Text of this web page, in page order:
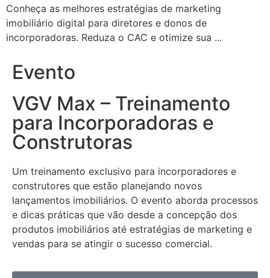
Conheça as melhores estratégias de marketing
imobiliário digital para diretores e donos de
incorporadoras. Reduza o CAC e otimize sua ...
Evento
VGV Max – Treinamento
para Incorporadoras e
Construtoras
Um treinamento exclusivo para incorporadores e
construtores que estão planejando novos
lançamentos imobiliários. O evento aborda processos
e dicas práticas que vão desde a concepção dos
produtos imobiliários até estratégias de marketing e
vendas para se atingir o sucesso comercial.